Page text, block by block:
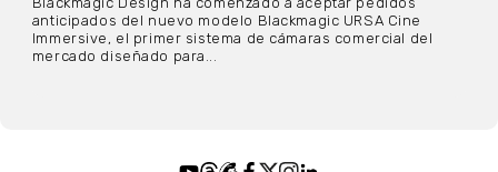
anticipados del nuevo modelo Blackmagic URSA Cine
Immersive, el primer sistema de cámaras comercial del
mercado diseñado para...